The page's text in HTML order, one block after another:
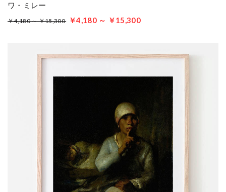
ワ・ミレー
￥4,180 ～ ￥15,300 ￥4,180 ～ ￥15,300